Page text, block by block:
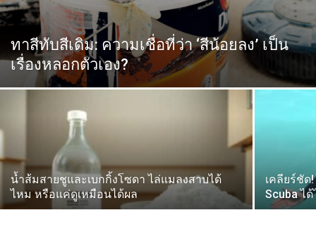
ทาสีทับสีเดิม: ความเชื่อที่ว่า ‘สีน้อยลง’ เป็น
เรื่องหลอกตัวเอง?
น้ำส้มสายชูและเบกกิ้งโซดา ไล่แมลงสาบได้
ไหม หรือแค่ดูเหมือนได้ผล
เคลียร์ชัด
Scuba ไ